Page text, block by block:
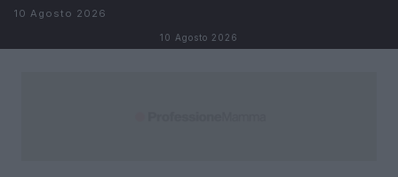
Salta al contenuto
10 Agosto 2026
10 Agosto 2026